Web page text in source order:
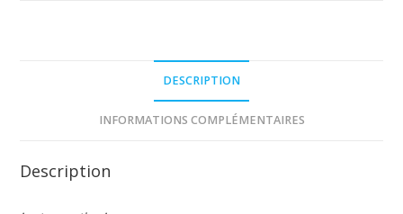
DESCRIPTION
INFORMATIONS COMPLÉMENTAIRES
Description